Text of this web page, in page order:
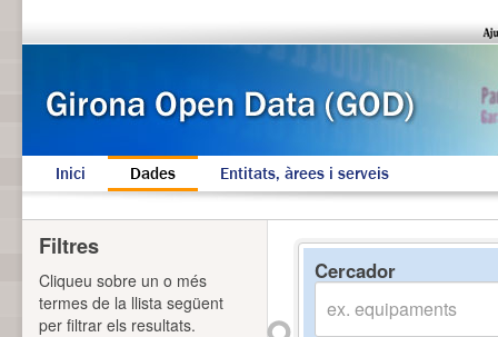
Inici Dades Entitats, àrees i serveis
Cercador
Filtres
Cliqueu sobre un o més
termes de la llista següent
per filtrar els resultats.